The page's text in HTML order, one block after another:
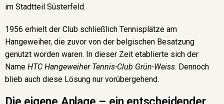
im Stadtteil Süsterfeld.
1956 erhielt der Club schließlich Tennisplätze am
Hangeweiher, die zuvor von der belgischen Besatzung
genutzt worden waren. In dieser Zeit etablierte sich der
Name HTC Hangeweiher Tennis-Club Grün-Weiss. Dennoch
blieb auch diese Lösung nur vorübergehend.